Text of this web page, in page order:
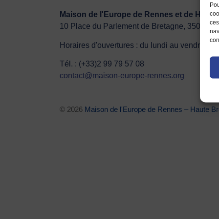
Maison de l'Europe de Rennes et de
10 Place du Parlement de Bretagne, 35000
Horaires d'ouvertures : du lundi au vendredi
Tél. : (+33)2 99 79 57 08
contact@maison-europe-rennes.org
© 2026 Maison de l'Europe de Rennes – Haute